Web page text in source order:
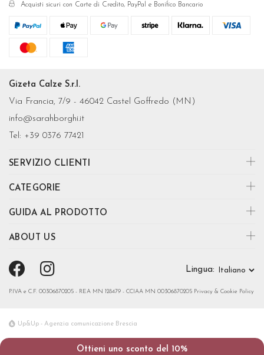
Acquisti sicuri con Carte di Credito, PayPal e Bonifico Bancario
Gizeta Calze S.r.l.
Via Francia, 7/9 - 46042 Castel Goffredo (MN)
info@sarahborghi.it
Tel: +39 0376 77421
SERVIZIO CLIENTI
CATEGORIE
GUIDA AL PRODOTTO
ABOUT US
P.IVA e C.F. 00306870205 - REA MN 128479 - CCIAA MN 00306870205 Privacy & Cookie Policy
Lingua:
Up&Up - Agenzia comunicazione Brescia
Ottieni uno sconto del 10%